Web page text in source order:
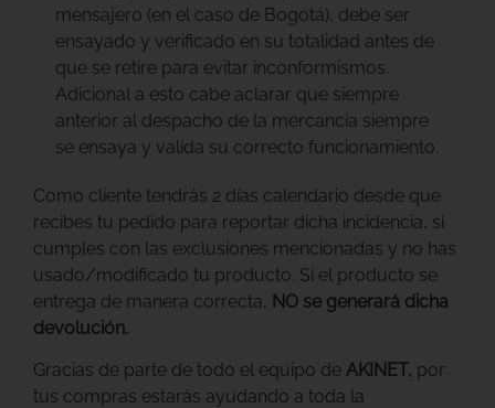
mensajero (en el caso de Bogotá), debe ser
ensayado y verificado en su totalidad antes de
que se retire para evitar inconformismos.
Adicional a esto cabe aclarar que siempre
anterior al despacho de la mercancía siempre
se ensaya y valida su correcto funcionamiento.
Como cliente tendrás 2 días calendario desde que
recibes tu pedido para reportar dicha incidencia, sí
cumples con las exclusiones mencionadas y no has
usado/modificado tu producto. Si el producto se
entrega de manera correcta, NO se generará dicha
devolución.
Gracias de parte de todo el equipo de AKINET, por
tus compras estarás ayudando a toda la